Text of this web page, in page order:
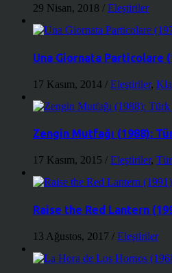
29 Nisan, 2018 / Eleştiriler
Una Giornata Particolare
17 Kasım, 2014 / Eleştiriler,
Zengin Mutfağı (1988):
17 Kasım, 2015 / Eleştiriler,
Raise the Red Lantern
13 Ağustos, 2017 / Eleştiriler